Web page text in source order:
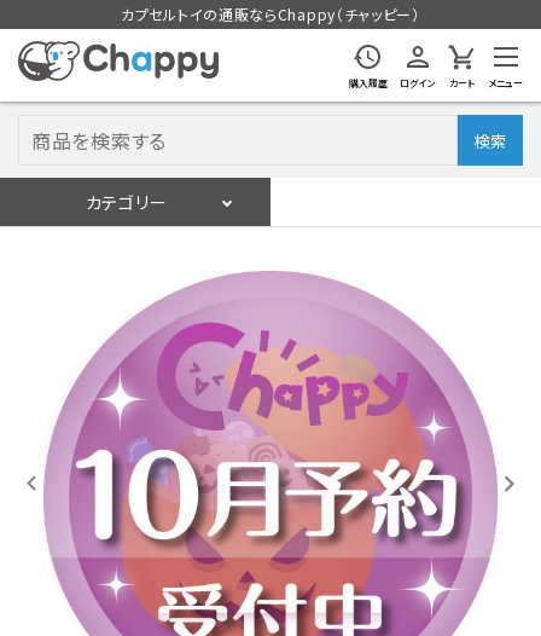
カプセルトイの通販ならChappy（チャッピー）
購入履歴 ログイン カート メニュー
検索
カテゴリー
入荷スケジュールをチェック
カプセルトイマシン本体
カプセルトイ
販促用空カプセル
レンタル